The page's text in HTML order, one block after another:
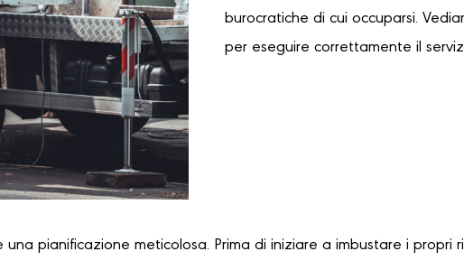
burocratiche di cui occuparsi.
per eseguire correttamente il
pianificazione meticolosa. Prima di iniziare a imbustare i propri